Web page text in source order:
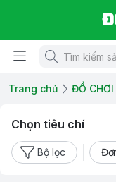
Trang chủ ĐỒ CHƠI
Chọn tiêu chí
Bộ lọc